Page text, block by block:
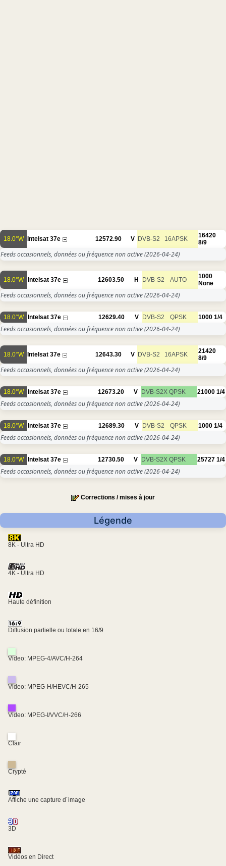
18.0°W Intelsat 37e 12572.90 V DVB-S2 16APSK
16420
8/9
Feeds occasionnels, données ou fréquence non active(2026-04-24)
18.0°W Intelsat 37e 12603.50 H DVB-S2 AUTO
1000
None
Feeds occasionnels, données ou fréquence non active(2026-04-24)
18.0°W Intelsat 37e 12629.40 V DVB-S2 QPSK 1000 1/4
Feeds occasionnels, données ou fréquence non active(2026-04-24)
18.0°W Intelsat 37e 12643.30 V DVB-S2 16APSK
21420
8/9
Feeds occasionnels, données ou fréquence non active(2026-04-24)
18.0°W Intelsat 37e 12673.20 V DVB-S2X QPSK 21000 1/4
Feeds occasionnels, données ou fréquence non active(2026-04-24)
18.0°W Intelsat 37e 12689.30 V DVB-S2 QPSK 1000 1/4
Feeds occasionnels, données ou fréquence non active(2026-04-24)
18.0°W Intelsat 37e 12730.50 V DVB-S2X QPSK 25727 1/4
Feeds occasionnels, données ou fréquence non active(2026-04-24)
Corrections / mises à jour
Légende
8K - Ultra HD
4K - Ultra HD
Haute définition
Diffusion partielle ou totale en 16/9
Video: MPEG-4/AVC/H-264
Video: MPEG-H/HEVC/H-265
Video: MPEG-I/VVC/H-266
Clair
Crypté
Affiche une capture d´image
3D
Vidéos en Direct